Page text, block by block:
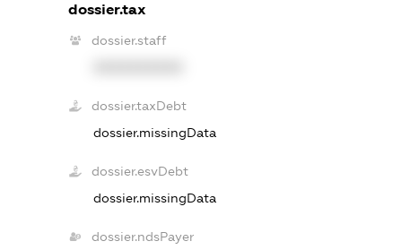
dossier.tax
dossier.staff
dossier.taxDebt
dossier.missingData
dossier.esvDebt
dossier.missingData
dossier.ndsPayer